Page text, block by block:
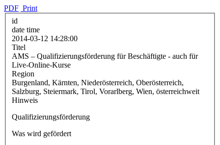
PDF Print
id
date time
2014-03-12 14:28:00
Titel
AMS – Qualifizierungsförderung für Beschäftigte - auch für
Live-Online-Kurse
Region
Burgenland, Kärnten, Niederösterreich, Oberösterreich,
Salzburg, Steiermark, Tirol, Vorarlberg, Wien, österreichweit
Hinweis
Qualifizierungsförderung
Was wird gefördert